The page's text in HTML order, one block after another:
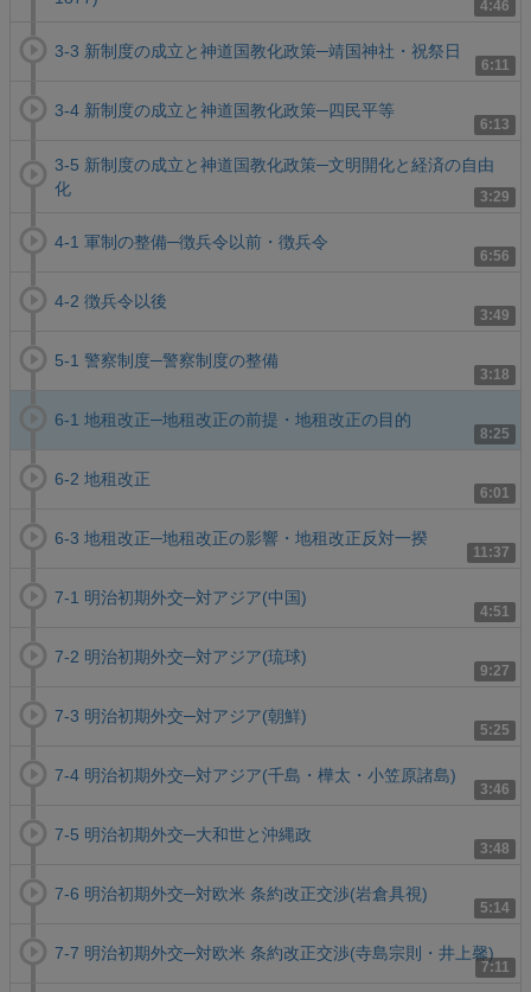
4:46
6:11
3-3 新制度の成立と神道国教化政策─靖国神社・祝祭日
6:13
3-4 新制度の成立と神道国教化政策─四民平等
3:29
3-5 新制度の成立と神道国教化政策─文明開化と経済の自由
化
6:56
4-1 軍制の整備─徴兵令以前・徴兵令
3:49
4-2 徴兵令以後
3:18
5-1 警察制度─警察制度の整備
8:25
6-1 地租改正─地租改正の前提・地租改正の目的
6:01
6-2 地租改正
11:37
6-3 地租改正─地租改正の影響・地租改正反対一揆
4:51
7-1 明治初期外交─対アジア(中国)
9:27
7-2 明治初期外交─対アジア(琉球)
5:25
7-3 明治初期外交─対アジア(朝鮮)
3:46
7-4 明治初期外交─対アジア(千島・樺太・小笠原諸島)
3:48
7-5 明治初期外交─大和世と沖縄政
5:14
7-6 明治初期外交─対欧米 条約改正交渉(岩倉具視)
7:11
7-7 明治初期外交─対欧米 条約改正交渉(寺島宗則・井上馨)